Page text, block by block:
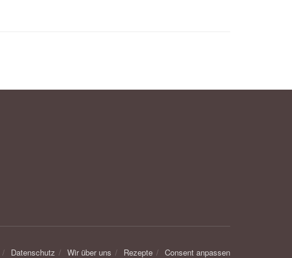
Datenschutz Wir über uns Rezepte Consent anpassen